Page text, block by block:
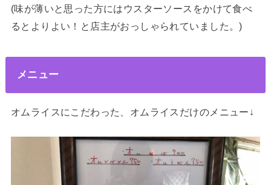
(味が薄いと思った方にはウスターソースをかけて食べ
るとよりよい！と店主がおっしゃられていました。)
メニュー
オムライスにこだわった、オムライスだけのメニュー↓